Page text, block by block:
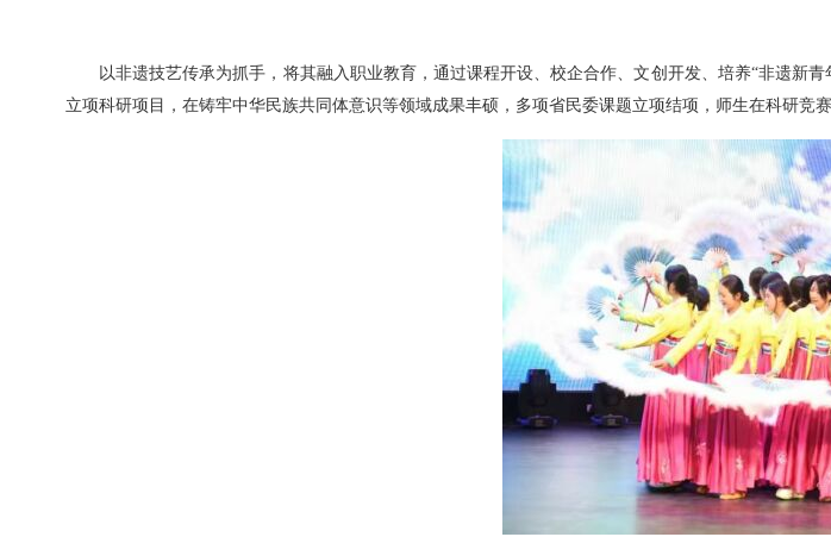
以非遗技艺传承为抓手，将其融入职业教育，通过课程开设、校企合作、文创开发、培养“非遗新
立项科研项目，在铸牢中华民族共同体意识等领域成果丰硕，多项省民委课题立项结项，师生在科研竞